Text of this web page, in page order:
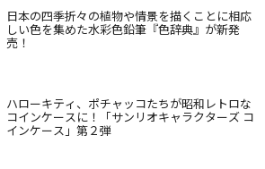
日本の四季折々の植物や情景を描くことに相応
しい色を集めた水彩色鉛筆『色辞典』が新発
売！
ハローキティ、ポチャッコたちが昭和レトロな
コインケースに！「サンリオキャラクターズ コ
インケース」第２弾